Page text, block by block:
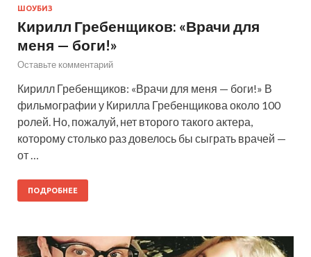
ШОУБИЗ
Кирилл Гребенщиков: «Врачи для
меня — боги!»
Оставьте комментарий
Кирилл Гребенщиков: «Врачи для меня — боги!» В
фильмографии у Кирилла Гребенщикова около 100
ролей. Но, пожалуй, нет второго такого актера,
которому столько раз довелось бы сыграть врачей —
от …
ПОДРОБНЕЕ